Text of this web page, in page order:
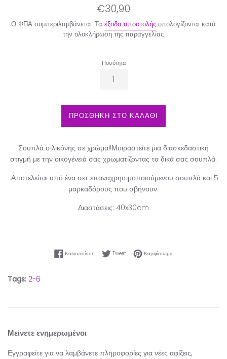
Κανονική
€30,90
Ο ΦΠΑ συμπεριλαμβάνεται. Τα έξοδα αποστολής υπολογίζονται κατά
την ολοκλήρωση της παραγγελίας.
Ποσότητα
ΠΡΟΣΘΗΚΗ ΣΤΟ ΚΑΛΑΘΙ
Σουπλά σιλικόνης σε χρώμα!!Μοιραστείτε μια διασκεδαστική
στιγμή με την οικογένειά σας χρωματίζοντας τα δικά σας σουπλά.
Αποτελείται από ένα σετ επαναχρησιμοποιούμενου σουπλά και 5
μαρκαδόρους που σβήνουν.
Διαστάσεις: 40x30cm
Κοινοποίηση Κοινοποίηση στο Facebook
TweetTweet στο Twitter
ΚαρφίτσωμαΚαρφίτσωμα στο
Tags: 2-6
Μείνετε ενημερωμένοι
Εγγραφείτε για να λαμβάνετε πληροφορίες για νέες αφίξεις,